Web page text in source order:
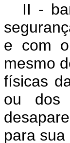
II -
e com
mesmo
físicas
ou dos
para